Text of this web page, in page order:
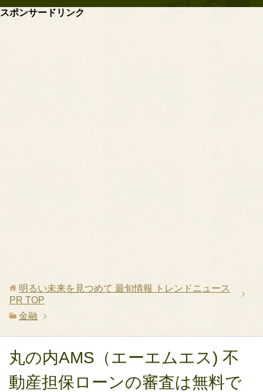
スポンサードリンク
明るい未来を見つめて 最旬情報 トレンドニュース
PR TOP
金融
丸の内AMS（エーエムエス) 不
動産担保ローンの審査は無料で